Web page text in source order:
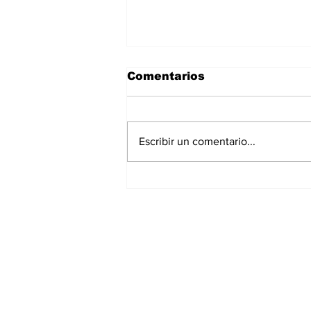
Comentarios
Escribir un comentario...